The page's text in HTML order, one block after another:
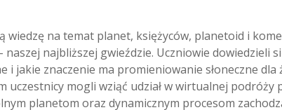
wiedzę na temat planet, księżyców, planetoid i
najbliższej gwieździe. Uczniowie dowiedzieli
i jakie znaczenie ma promieniowanie słoneczne dla
mogli wziąć udział w wirtualnej podróży
planetom oraz dynamicznym procesom